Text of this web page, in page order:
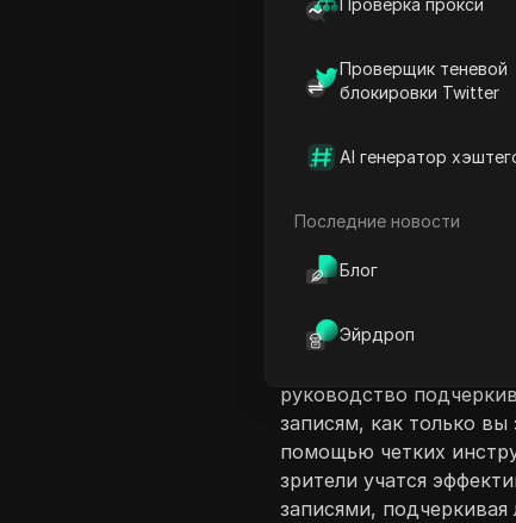
Проверка прокси
Проверщик теневой
блокировки Twitter
AI генератор
Последние новости
Блог
Эйрдроп
В этом руководстве
одновременного
ПК. Она
предоставляет
руководство
записям, как только
помощью четких
зрители учатся
записями,